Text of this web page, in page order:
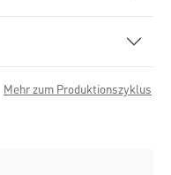
Mehr zum Produktionszyklus